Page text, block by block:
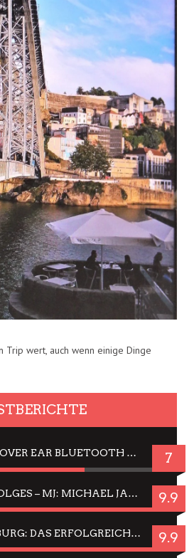
Trip wert, auch wenn einige Dinge
JBL TUNE 720BT: OVER EAR BLUETOOTH KOPFHÖRER UM DIE 50,-€ IM DAUER-TEST 7
WEGEN DES ERFOLGES – MJ: MICHAEL JACKSON MUSICAL IN EINER MATINEE SEHEN 9.9
JELLYFISH HAMBURG: DAS ERFOLGREICHE SOMMER-MENÜ 2025 IN GEFÜHLEN UND BILDERN 9.9